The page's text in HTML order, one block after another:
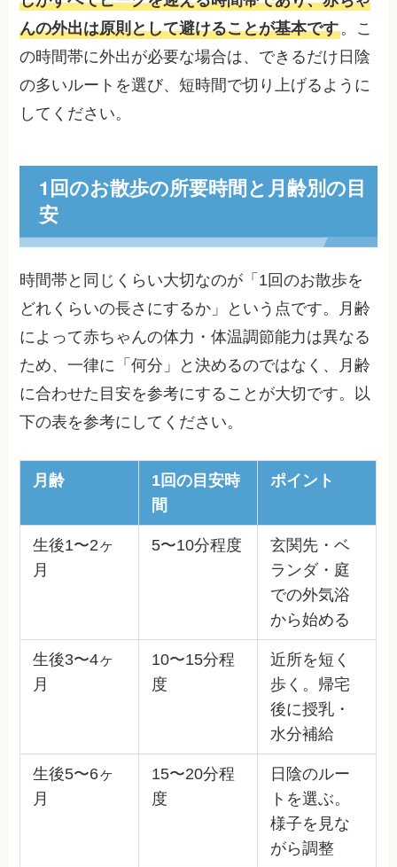
んの外出は原則として避けることが基本です。こ
の時間帯に外出が必要な場合は、できるだけ日陰
の多いルートを選び、短時間で切り上げるように
してください。
1回のお散歩の所要時間と月齢別の目
安
時間帯と同じくらい大切なのが「1回のお散歩を
どれくらいの長さにするか」という点です。月齢
によって赤ちゃんの体力・体温調節能力は異なる
ため、一律に「何分」と決めるのではなく、月齢
に合わせた目安を参考にすることが大切です。以
下の表を参考にしてください。
月齢
1回の目安時
間
ポイント
生後1〜2ヶ
月
5〜10分程度
玄関先・ベ
ランダ・庭
での外気浴
から始める
生後3〜4ヶ
月
10〜15分程
度
近所を短く
歩く。帰宅
後に授乳・
水分補給
生後5〜6ヶ
月
15〜20分程
度
日陰のルー
トを選ぶ。
様子を見な
がら調整